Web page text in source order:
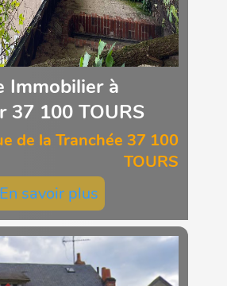
Immobilier à
37 100 TOURS
de la Tranchée 37 100
TOURS
En savoir plus